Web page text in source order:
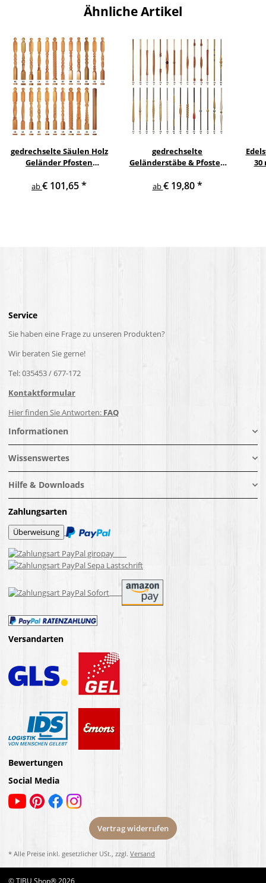
Ähnliche Artikel
gedrechselte Säulen Holz
Geländer Pfosten
Holzpfosten Holzsäulen
ab€ 101,65*
gedrechselte
Geländerstäbe & Pfosten
Treppe Geländer Säule
ab€ 19,80*
30
Service
Sie haben eine Frage zu unseren Produkten?
Wir beraten Sie gerne!
Tel: 035453 / 677-172
Kontaktformular
Hier finden Sie Antworten: FAQ
Informationen
Wissenswertes
Hilfe & Downloads
Zahlungsarten
Versandarten
Bewertungen
Social Media
Vertrag widerrufen
* Alle Preise inkl. gesetzlicher USt., zzgl. Versand